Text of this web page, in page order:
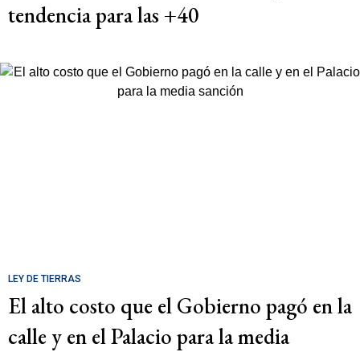
tendencia para las +40
LEY DE TIERRAS
El alto costo que el Gobierno pagó en la
calle y en el Palacio para la media